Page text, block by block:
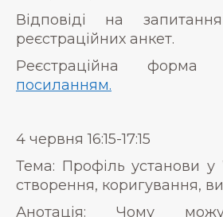
Відповіді на
реєстраційних анкет.
Реєстраційна форма
посиланням.
4 червня 16:15-17:15
Тема: Профіль установи у
створення, коригування,
Анотація: Чому